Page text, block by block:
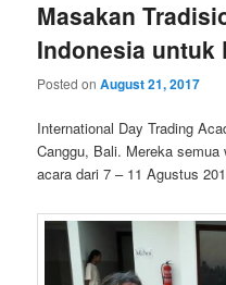
Masakan
Indonesia untuk
Posted onAugust 21, 2017
International Day Trading
Canggu, Bali. Mereka
acara dari 7 – 11 Agustus